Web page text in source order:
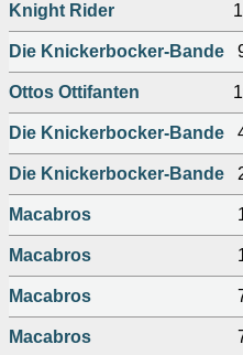
Knight Rider
Die Knickerbocker-Bande
Ottos Ottifanten
Die Knickerbocker-Bande
Die Knickerbocker-Bande
Macabros
Macabros
Macabros
Macabros